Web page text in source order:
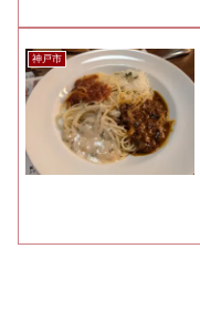
神戸市